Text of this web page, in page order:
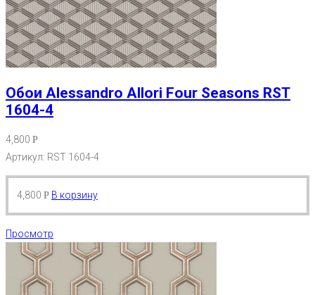
Обои Alessandro Allori Four Seasons RST
1604-4
4,800 Р
Артикул: RST 1604-4
4,800 Р В корзину
Просмотр